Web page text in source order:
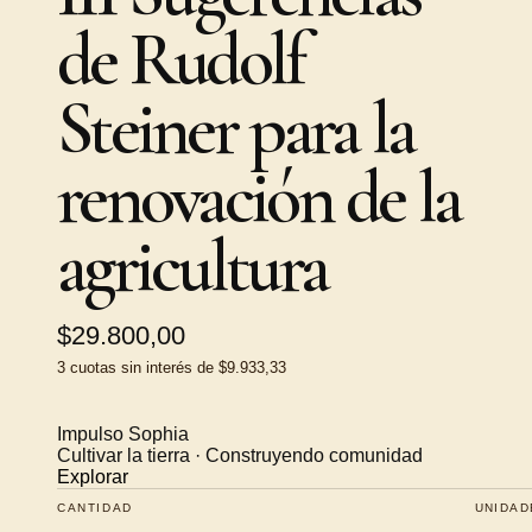
de Rudolf
Steiner para la
renovación de la
agricultura
$29.800,00
3 cuotas sin interés de $9.933,33
Impulso Sophia
Cultivar la tierra · Construyendo comunidad
Explorar
CANTIDAD